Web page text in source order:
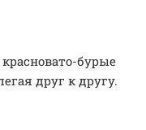
бурые
друг к другу.